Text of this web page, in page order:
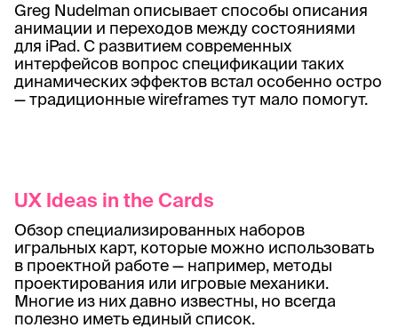
Greg Nudelman описывает способы описания
анимации и переходов между состояниями
для iPad. С развитием современных
интерфейсов вопрос спецификации таких
динамических эффектов встал особенно остро
— традиционные wireframes тут мало помогут.
UX Ideas in the Cards
Обзор специализированных наборов
игральных карт, которые можно использовать
в проектной работе — например, методы
проектирования или игровые механики.
Многие из них давно известны, но всегда
полезно иметь единый список.